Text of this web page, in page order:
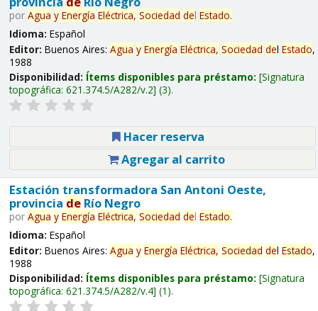
por Agua y Energía Eléctrica, Sociedad del Estado.
Idioma: Español
Editor: Buenos Aires: Agua y Energía Eléctrica, Sociedad del Estado,
1988
Disponibilidad: Ítems disponibles para préstamo: Signatura
topográfica: 621.374.5/A282/v.2 (3).
Hacer reserva
Agregar al carrito
Estación transformadora San Antoni Oeste,
provincia deRío Negro
por Agua y Energía Eléctrica, Sociedad del Estado.
Idioma: Español
Editor: Buenos Aires: Agua y Energía Eléctrica, Sociedad del Estado,
1988
Disponibilidad: Ítems disponibles para préstamo: Signatura
topográfica: 621.374.5/A282/v.4 (1).